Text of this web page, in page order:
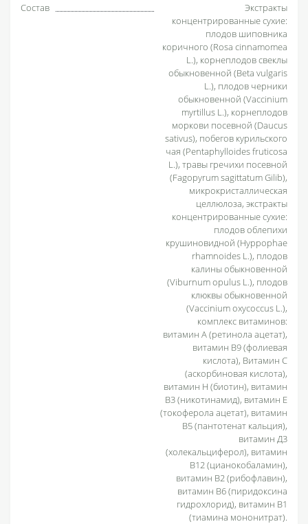
Состав
Экстракты
концентрированные сухие:
плодов шиповника
коричного (Rosa cinnamomea
L.), корнеплодов свеклы
обыкновенной (Beta vulgaris
L.), плодов черники
обыкновенной (Vaccinium
myrtillus L.), корнеплодов
моркови посевной (Daucus
sativus), побегов курильского
чая (Pentaphylloides fruticosa
L.), травы гречихи посевной
(Fagopyrum sagittatum Gilib),
микрокристаллическая
целлюлоза, экстракты
концентрированные сухие:
плодов облепихи
крушиновидной (Hyppophae
rhamnoides L.), плодов
калины обыкновенной
(Viburnum opulus L.), плодов
клюквы обыкновенной
(Vaccinium oxycoccus L.),
комплекс витаминов:
витамин А (ретинола ацетат),
витамин В9 (фолиевая
кислота), Витамин С
(аскорбиновая кислота),
витамин Н (биотин), витамин
В3 (никотинамид), витамин Е
(токоферола ацетат), витамин
В5 (пантотенат кальция),
витамин Д3
(холекальциферол), витамин
В12 (цианокобаламин),
витамин В2 (рибофлавин),
витамин В6 (пиридоксина
гидрохлорид), витамин В1
(тиамина мононитрат).